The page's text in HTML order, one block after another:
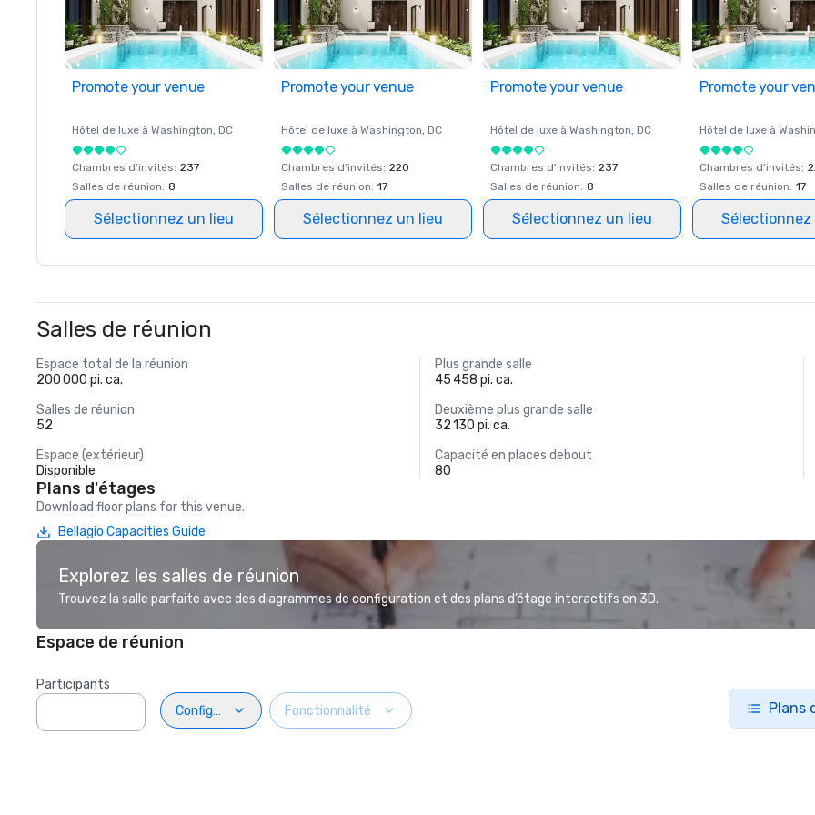
Promote your venue
Hôtel de luxe à Washington, DC
Chambres d'invités: 237
Salles de réunion: 8
Sélectionnez un lieu
Promote your venue
Hôtel de luxe à Washington, DC
Chambres d'invités: 220
Salles de réunion: 17
Sélectionnez un lieu
Promote your venue
Hôtel de luxe à Washington, DC
Chambres d'invités: 237
Salles de réunion: 8
Sélectionnez un lieu
Promote your
Hôtel de luxe à
Chambres d'invités:
Salles de réunion: 17
Sélectionnez
Salles de réunion
Espace total de la réunion
200 000 pi. ca.
Plus grande salle
45 458 pi. ca.
Salles de réunion
52
Deuxième plus grande salle
32 130 pi. ca.
Espace (extérieur)
Disponible
Capacité en places debout
80
Plans d'étages
Download floor plans for this venue.
Bellagio Capacities Guide
Explorez les salles de réunion
Trouvez la salle parfaite avec des diagrammes de configuration et des plans d’étage interactifs en 3D.
Espace de réunion
Participants
Configuration
Fonctionnalité Plans